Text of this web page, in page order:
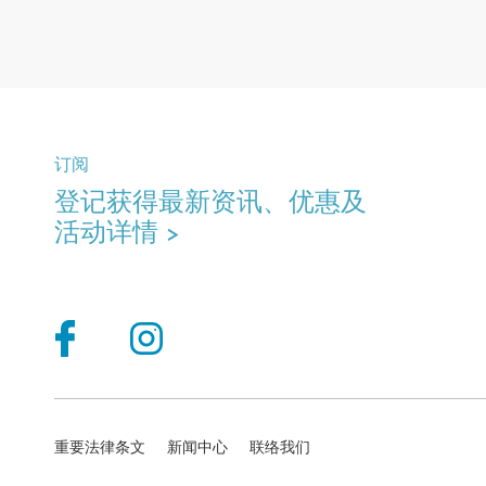
订阅
登记获得最新资讯、优惠及
活动详情 >
重要法律条文 新闻中心 联络我们